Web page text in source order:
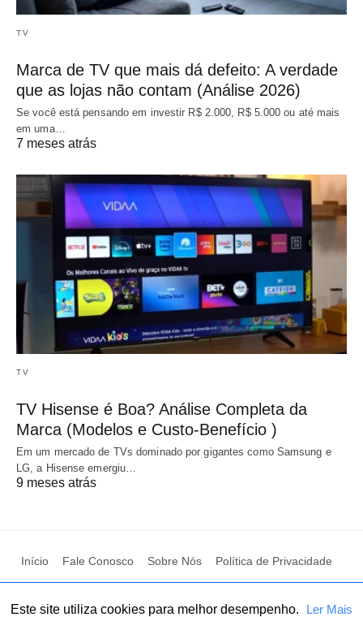
TV
Marca de TV que mais dá defeito: A verdade
que as lojas não contam (Análise 2026)
Se você está pensando em investir R$ 2.000, R$ 5.000 ou até mais
em uma…
7 meses atrás
TV
TV Hisense é Boa? Análise Completa da
Marca (Modelos e Custo-Benefício )
Em um mercado de TVs dominado por gigantes como Samsung e
LG, a Hisense emergiu…
9 meses atrás
Início Fale Conosco Sobre Nós Política de Privacidade
Este site utiliza cookies para melhor desempenho. Ler Mais